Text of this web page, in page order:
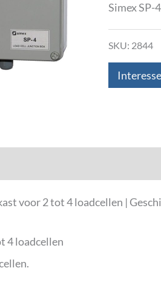
Simex SP-
SKU: 2844
voor 2 tot 4 loadcellen |
4 loadcellen